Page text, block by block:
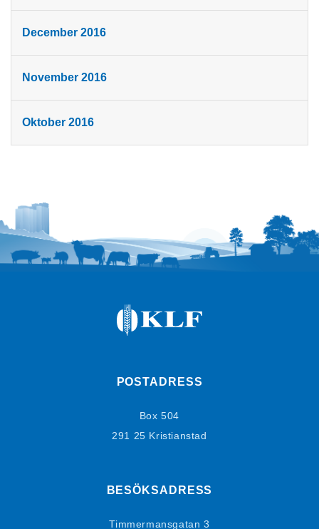
December 2016
November 2016
Oktober 2016
POSTADRESS
Box 504
291 25 Kristianstad
BESÖKSADRESS
Timmermansgatan 3